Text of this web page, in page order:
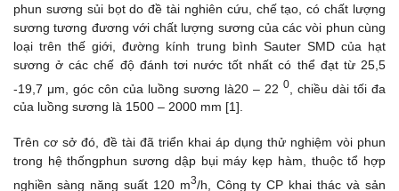
phun sương sủi bọt do đề tài nghiên cứu, chế tạo, có chất lượng
sương tương đương với chất lượng sương của các vòi phun cùng
loại trên thế giới, đường kính trung bình Sauter SMD của hạt
sương ở các chế độ đánh tơi nước tốt nhất có thể đạt từ 25,5
-19,7 μm, góc côn của luồng sương là20 – 22 0
, chiều dài tối đa
của luồng sương là 1500 – 2000 mm [1].
Trên cơ sở đó, đề tài đã triển khai áp dụng thử nghiệm vòi phun
trong hệ thốngphun sương dập bụi máy kẹp hàm, thuộc tổ hợp
nghiền sàng năng suất 120 m3/h, Công ty CP khai thác và sản